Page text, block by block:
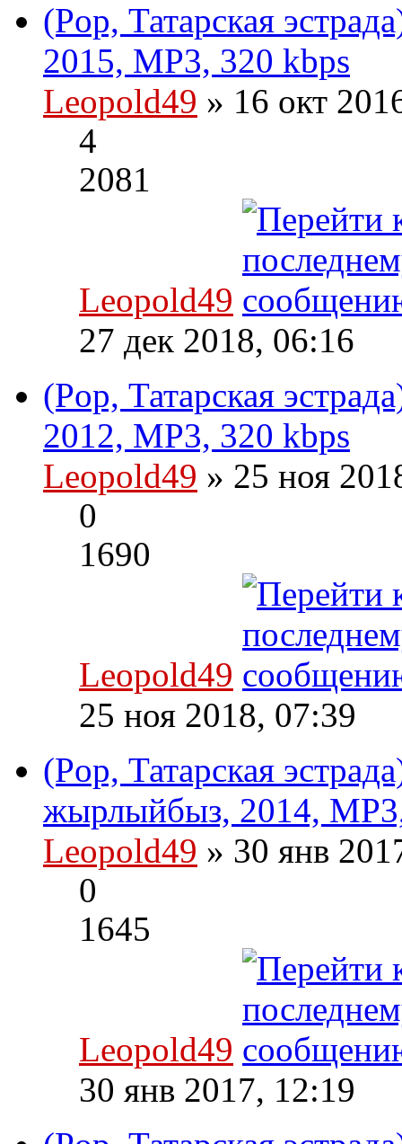
(Pop, Татарская
2015, MP3, 320 kbps
Leopold49 » 16 окт
4
2081
Leopold49
27 дек 2018, 06:16
(Pop, Татарская
2012, MP3, 320 kbps
Leopold49 » 25 ноя
0
1690
Leopold49
25 ноя 2018, 07:39
(Pop, Татарская
жырлыйбыз, 2014,
Leopold49 » 30 янв
0
1645
Leopold49
30 янв 2017, 12:19